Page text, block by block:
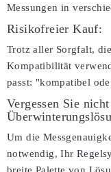
Messungen in
Risikofreier Kauf:
Trotz aller Sorgfalt,
Kompatibilität
passt: "kompatibel
Vergessen Sie
Um die
notwendig, Ihr